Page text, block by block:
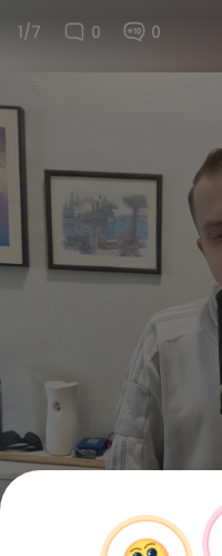
1/7 0 0